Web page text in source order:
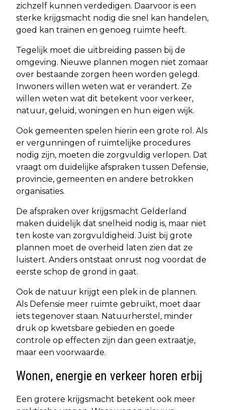
zichzelf kunnen verdedigen. Daarvoor is een
sterke krijgsmacht nodig die snel kan handelen,
goed kan trainen en genoeg ruimte heeft.
Tegelijk moet die uitbreiding passen bij de
omgeving. Nieuwe plannen mogen niet zomaar
over bestaande zorgen heen worden gelegd.
Inwoners willen weten wat er verandert. Ze
willen weten wat dit betekent voor verkeer,
natuur, geluid, woningen en hun eigen wijk.
Ook gemeenten spelen hierin een grote rol. Als
er vergunningen of ruimtelijke procedures
nodig zijn, moeten die zorgvuldig verlopen. Dat
vraagt om duidelijke afspraken tussen Defensie,
provincie, gemeenten en andere betrokken
organisaties.
De afspraken over krijgsmacht Gelderland
maken duidelijk dat snelheid nodig is, maar niet
ten koste van zorgvuldigheid. Juist bij grote
plannen moet de overheid laten zien dat ze
luistert. Anders ontstaat onrust nog voordat de
eerste schop de grond in gaat.
Ook de natuur krijgt een plek in de plannen.
Als Defensie meer ruimte gebruikt, moet daar
iets tegenover staan. Natuurherstel, minder
druk op kwetsbare gebieden en goede
controle op effecten zijn dan geen extraatje,
maar een voorwaarde.
Wonen, energie en verkeer horen erbij
Een grotere krijgsmacht betekent ook meer